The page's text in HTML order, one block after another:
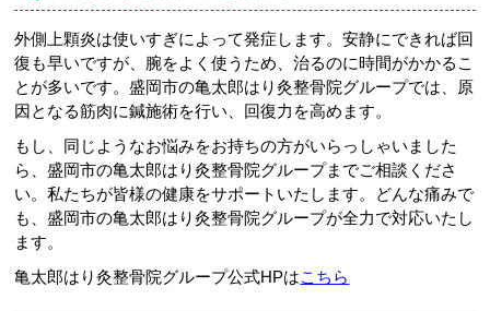
外側上顆炎は使いすぎによって発症します。安静にできれば回
復も早いですが、腕をよく使うため、治るのに時間がかかるこ
とが多いです。盛岡市の亀太郎はり灸整骨院グループでは、原
因となる筋肉に鍼施術を行い、回復力を高めます。
もし、同じようなお悩みをお持ちの方がいらっしゃいました
ら、盛岡市の亀太郎はり灸整骨院グループまでご相談くださ
い。私たちが皆様の健康をサポートいたします。どんな痛みで
も、盛岡市の亀太郎はり灸整骨院グループが全力で対応いたし
ます。
亀太郎はり灸整骨院グループ公式HPはこちら